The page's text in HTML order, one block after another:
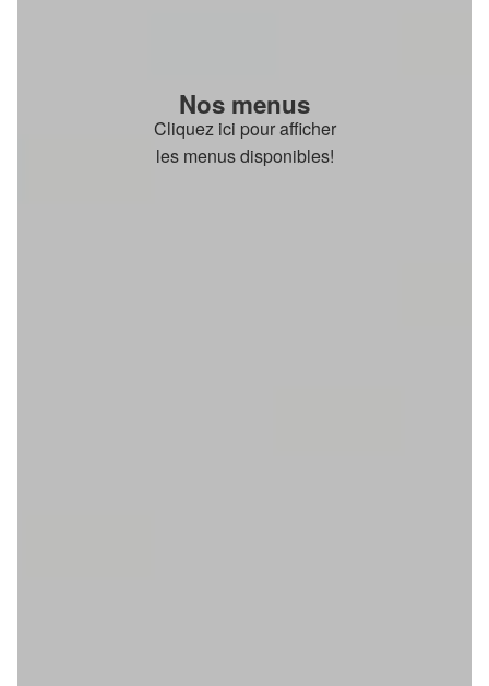
Nos menus
Cliquez ici pour afficher
les menus disponibles!